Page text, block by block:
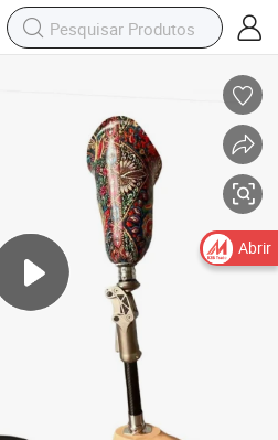
de Perna para Amputados
Abrir